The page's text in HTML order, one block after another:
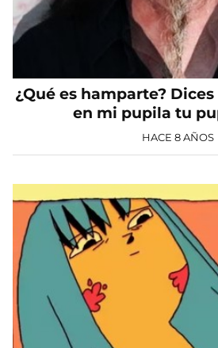
¿Qué es hamparte?
en mi pupila tu
HACE 8 AÑOS